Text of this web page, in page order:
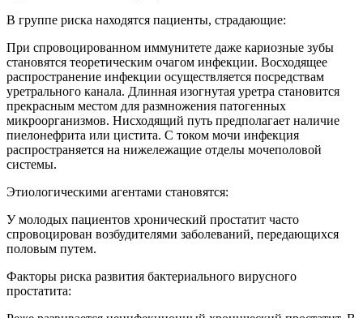
В группе риска находятся пациенты, страдающие:
При спровоцированном иммунитете даже кариозные зубы
становятся теоретическим очагом инфекции. Восходящее
распространение инфекции осуществляется посредствам
уретрального канала. Длинная изогнутая уретра становится
прекрасным местом для размножения патогенных
микроорганизмов. Нисходящий путь предполагает наличие
пиелонефрита или цистита. С током мочи инфекция
распространяется на нижележащие отделы мочеполовой
системы.
Этиологическими агентами становятся:
У молодых пациентов хронический простатит часто
спровоцирован возбудителями заболеваний, передающихся
половым путем.
Факторы риска развития бактериального вирусного
простатита: